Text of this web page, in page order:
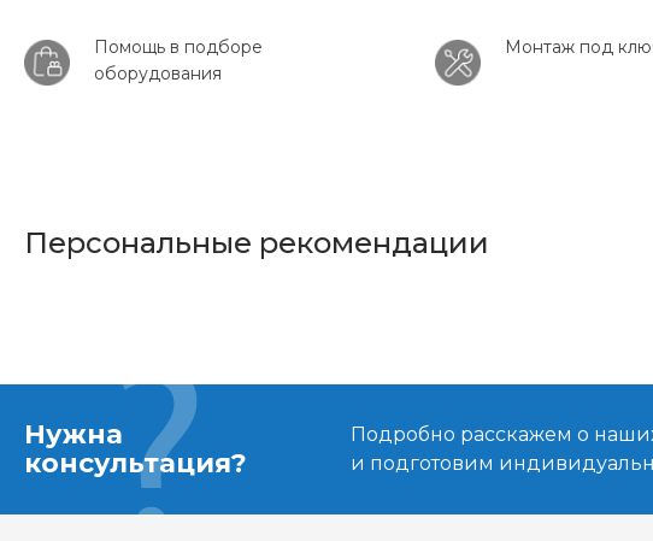
Помощь в подборе
оборудования
Монтаж под
Персональные рекомендации
Нужна
консультация?
Подробно расскажем о
и подготовим